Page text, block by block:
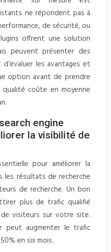
ne répondent pas à
de sécurité, ou
offrent une solution
peuvent présenter des
les avantages et
option avant de prendre
coûte en moyenne
engine
la visibilité de
pour améliorer la
résultats de recherche
de recherche. Un bon
plus de trafic qualifié
visiteurs sur votre site.
peut augmenter le trafic
en six mois.